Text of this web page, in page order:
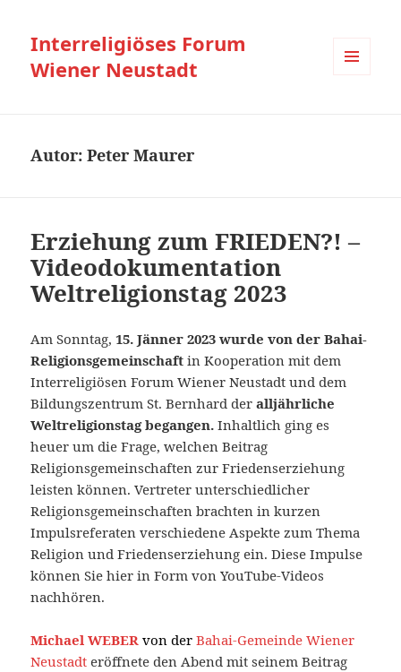
Interreligiöses Forum
Wiener Neustadt
Autor:Peter Maurer
Erziehung zum FRIEDEN?! –
Videodokumentation
Weltreligionstag 2023
Am Sonntag,15. Jänner 2023 wurde von der Bahai-
Religionsgemeinschaft in Kooperation mit dem
Interreligiösen Forum Wiener Neustadt und dem
Bildungszentrum St. Bernhard deralljährliche
Weltreligionstag begangen. Inhaltlich ging es
heuer um die Frage, welchen Beitrag
Religionsgemeinschaften zur Friedenserziehung
leisten können. Vertreter unterschiedlicher
Religionsgemeinschaften brachten in kurzen
Impulsreferaten verschiedene Aspekte zum Thema
Religion und Friedenserziehung ein. Diese Impulse
können Sie hier in Form von YouTube-Videos
nachhören.
Michael WEBER von der Bahai-Gemeinde Wiener
Neustadt eröffnete den Abend mit seinem Beitrag